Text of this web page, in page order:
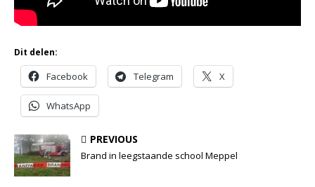
Dit delen:
Facebook Telegram X
WhatsApp
PREVIOUS
Brand in leegstaande school Meppel